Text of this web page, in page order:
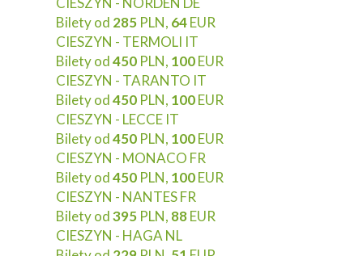
Bilety od 285 PLN, 64EUR
CIESZYN - TERMOLI IT
Bilety od450 PLN, 100EUR
CIESZYN - TARANTO IT
Bilety od450 PLN, 100EUR
CIESZYN - LECCE IT
Bilety od450 PLN, 100EUR
CIESZYN - MONACO FR
Bilety od450 PLN, 100EUR
CIESZYN - NANTES FR
Bilety od395 PLN, 88EUR
CIESZYN - HAGA NL